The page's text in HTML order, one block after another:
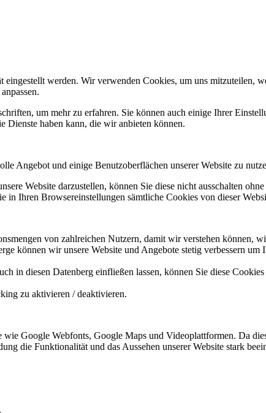
werden. Wir verwenden Cookies, um uns mitzuteilen,
um mehr zu erfahren. Sie können auch einige Ihrer
Dienste haben kann, die wir anbieten können.
Angebot und einige Benutzoberflächen unserer Website zu
Website darzustellen, können Sie diese nicht ausschalten
in Ihren Browsereinstellungen sämtliche Cookies von dieser
von zahlreichen Nutzern, damit wir verstehen können,
können wir unsere Website und Angebote stetig verbessern um
in diesen Datenberg einfließen lassen, können Sie diese
zu aktivieren / deaktivieren.
wie Google Webfonts, Google Maps und Videoplattformen. Da
die Funktionalität und das Aussehen unserer Website stark